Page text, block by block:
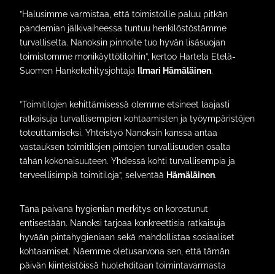
”Halusimme varmistaa, että toimistoille paluu pitkän
pandemian jälkivaiheessa tuntuu henkilöstöstämme
turvalliselta. Nanoksin pinnoite tuo hyvän lisäsuojan
toimistomme monikäyttötiloihin”, kertoo Hartela Etelä-
Suomen Hankekehitysjohtaja
Ilmari Hämäläinen.
”Toimitilojen kehittämisessä olemme etsineet laajasti
ratkaisuja turvallisempien kohtaamisten ja työympäristöjen
toteuttamiseksi. Yhteistyö Nanoksin kanssa antaa
vastauksen toimitilojen pintojen turvallisuuden osalta
tähän kokonaisuuteen. Yhdessä kohti turvallisempia ja
terveellisimpiä toimitiloja”, selventää Hämäläinen.
Tänä päivänä hygienian merkitys on korostunut
entisestään. Nanoksi tarjoaa konkreettisia ratkaisuja
hyvään pintahygieniaan sekä mahdollistaa sosiaaliset
kohtaamiset. Näemme oletusarvona sen, että tämän
päivän kiinteistöissä huolehditaan toimintavarmasta